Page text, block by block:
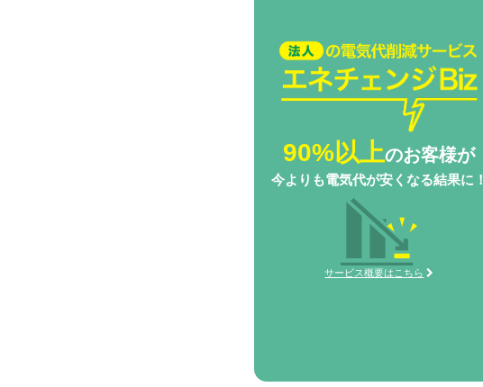
法人の電気代削減サービスエネ
チェンジ Biz
90%以上のお客様が
今よりも電気代が安くなる結果に！
サービス概要はこちら